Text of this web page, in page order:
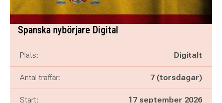
Spanska nybörjare Digital
Plats: Digitalt
Antal träffar: 7 (torsdagar)
Start: 17 september 2026